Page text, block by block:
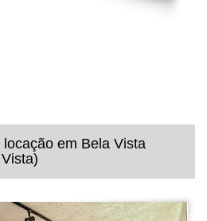
em Bela Vista